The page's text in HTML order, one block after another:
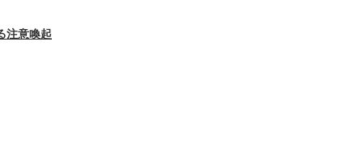
注意喚起